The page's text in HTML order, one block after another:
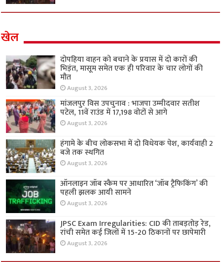
खेल
दोपहिया वाहन को बचाने के प्रयास में दो कारों की
भिड़ंत, मासूम समेत एक ही परिवार के चार लोगों की
मौत
August 3, 2026
मांजलपुर विस उपचुनाव : भाजपा उम्मीदवार सतीश
पटेल, 11वें राउंड में 17,198 वोटों से आगे
August 3, 2026
हंगामे के बीच लोकसभा में दो विधेयक पेश, कार्यवाही 2
बजे तक स्थगित
August 3, 2026
ऑनलाइन जॉब स्कैम पर आधारित ‘जॉब ट्रैफिकिंग’ की
पहली झलक आयी सामने
August 3, 2026
JPSC Exam Irregularities: CID की ताबड़तोड़ रेड,
रांची समेत कई जिलों में 15-20 ठिकानों पर छापेमारी
August 3, 2026